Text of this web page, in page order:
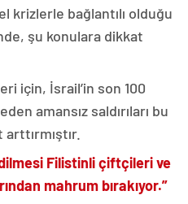
krizlerle bağlantılı olduğu
şu konulara dikkat
için, İsrail’in son 100
amansız saldırıları bu
Filistinli çiftçileri ve
mahrum bırakıyor.”